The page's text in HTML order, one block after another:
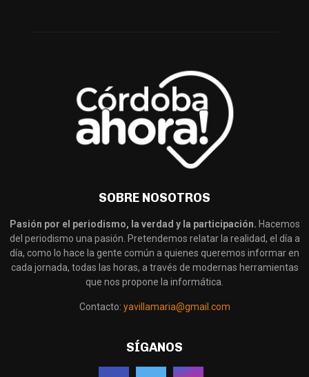
SOBRE NOSOTROS
Pasión por el periodismo, la verdad y la participación. Hacemos
del periodismo una pasión. Pretendemos relatar la realidad, el día a
día, como lo hace la gente común a quienes queremos informar en
cada jornada, todas las horas, a través de modernas herramientas
que nos propone la informática.
Contacto: yavillamaria@gmail.com
SÍGANOS